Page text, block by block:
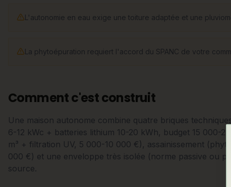
L'autonomie en eau exige une toiture adaptée et une
La phytoépuration requiert l'accord du SPANC de votre
Comment c'est construit
Une maison autonome combine quatre briques
6-12 kWc + batteries lithium 10-20 kWh, budget 15 000-
m³ + filtration UV, 5 000-10 000 €), assainissement
000 €) et une enveloppe très isolée (norme passive ou
source.